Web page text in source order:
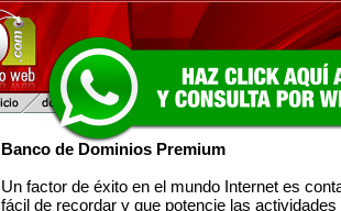
Banco de Dominios Premium
Un factor de éxito en el mundo Internet es
fácil de recordar y que potencie las